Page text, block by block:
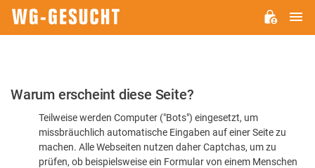
Bitte
dass
Warum erscheint diese Seite?
Teilweise werden Computer ("Bots") eingesetzt, um
missbräuchlich automatische Eingaben auf einer Seite zu
machen. Alle Webseiten nutzen daher Captchas, um zu
prüfen, ob beispielsweise ein Formular von einem Menschen